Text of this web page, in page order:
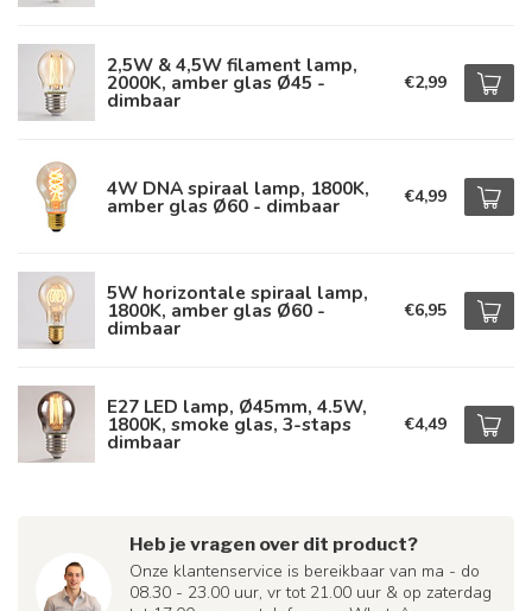
2,5W & 4,5W filament lamp,
2000K, amber glas Ø45 -
dimbaar
€2,99
4W DNA spiraal lamp, 1800K,
amber glas Ø60 - dimbaar €4,99
5W horizontale spiraal lamp,
1800K, amber glas Ø60 -
dimbaar
€6,95
E27 LED lamp, Ø45mm, 4.5W,
1800K, smoke glas, 3-staps
dimbaar
€4,49
Heb je vragen over dit product?
Onze klantenservice is bereikbaar van ma - do
08.30 - 23.00 uur, vr tot 21.00 uur & op zaterdag